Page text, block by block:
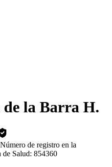
de la Barra H.
de registro en la
de Salud: 854360